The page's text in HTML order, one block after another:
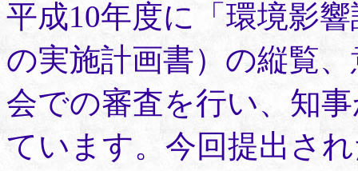
平成10年度に「環境影
の実施計画書）の縦覧
会での審査を行い、知
ています。今回提出さ